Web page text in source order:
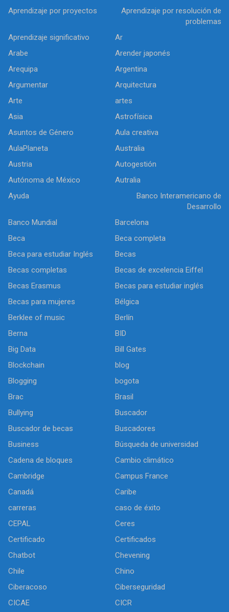
Aprendizaje por proyectos
Aprendizaje por resolución de
problemas
Aprendizaje significativo
Ar
Arabe
Arender japonés
Arequipa
Argentina
Argumentar
Arquitectura
Arte
artes
Asia
Astrofísica
Asuntos de Género
Aula creativa
AulaPlaneta
Australia
Austria
Autogestión
Autónoma de México
Autralia
Ayuda
Banco Interamericano de
Desarrollo
Banco Mundial
Barcelona
Beca
Beca completa
Beca para estudiar Inglés
Becas
Becas completas
Becas de excelencia Eiffel
Becas Erasmus
Becas para estudiar inglés
Becas para mujeres
Bélgica
Berklee of music
Berlín
Berna
BID
Big Data
Bill Gates
Blockchain
blog
Blogging
bogota
Brac
Brasil
Bullying
Buscador
Buscador de becas
Buscadores
Business
Búsqueda de universidad
Cadena de bloques
Cambio climático
Cambridge
Campus France
Canadá
Caribe
carreras
caso de éxito
CEPAL
Ceres
Certificado
Certificados
Chatbot
Chevening
Chile
Chino
Ciberacoso
Ciberseguridad
CICAE
CICR